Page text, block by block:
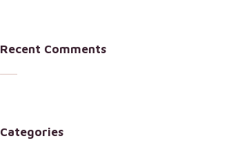
Recent Comments
Categories